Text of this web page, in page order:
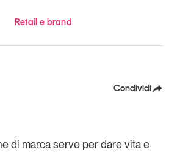
Studi e ricerche
Retail e brand
Condividi
di marca serve per dare vita e